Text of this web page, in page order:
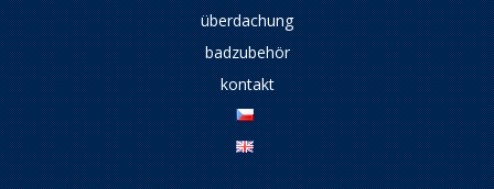
überdachung
badzubehör
kontakt